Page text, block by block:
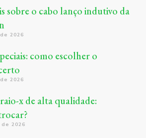
sobre o cabo lanço indutivo da
2026
como escolher o
2026
x de alta qualidade:
2026